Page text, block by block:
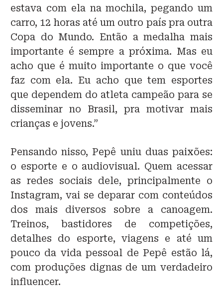
estava com ela na mochila, pegando um
carro, 12 horas até um outro país pra outra
Copa do Mundo. Então a medalha mais
importante é sempre a próxima. Mas eu
acho que é muito importante o que você
faz com ela. Eu acho que tem esportes
que dependem do atleta campeão para se
disseminar no Brasil, pra motivar mais
crianças e jovens.”
Pensando nisso, Pepê uniu duas paixões:
o esporte e o audiovisual. Quem acessar
as redes sociais dele, principalmente o
Instagram, vai se deparar com conteúdos
dos mais diversos sobre a canoagem.
Treinos, bastidores de competições,
detalhes do esporte, viagens e até um
pouco da vida pessoal de Pepê estão lá,
com produções dignas de um verdadeiro
influencer.